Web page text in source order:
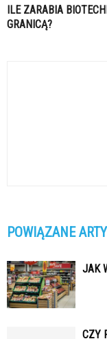
ILE ZARABIA
GRANICĄ?
POWIĄZANE
JAK
CZY